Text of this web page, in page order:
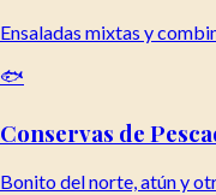
Ensaladas mixtas y
🐟
Conservas de
Bonito del norte, atún y